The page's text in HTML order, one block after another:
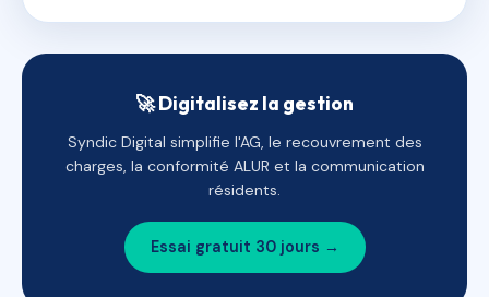
🚀 Digitalisez la gestion
Syndic Digital simplifie l'AG, le recouvrement des
charges, la conformité ALUR et la communication
résidents.
Essai gratuit 30 jours →